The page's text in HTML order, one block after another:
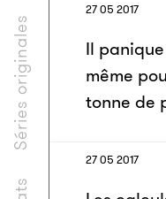
Séries originales
27 05 2017
Il
même
tonne de
27 05 2017